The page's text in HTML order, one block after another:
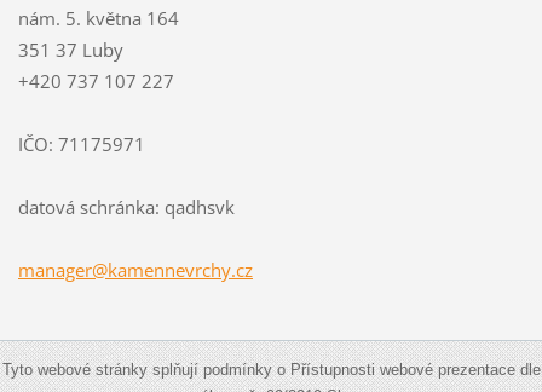
nám. 5. května 164
351 37 Luby
+420 737 107 227
IČO: 71175971
datová schránka: qadhsvk
manager@kamennevrchy.cz
Tyto webové stránky splňují podmínky o Přístupnosti webové prezentace dle